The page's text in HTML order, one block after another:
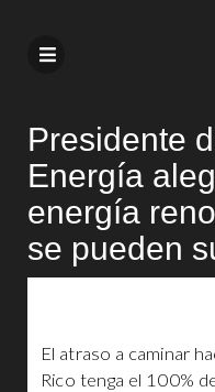
Presidente
Energía
energía
se pueden
El atraso a caminar
Rico tenga el 100%